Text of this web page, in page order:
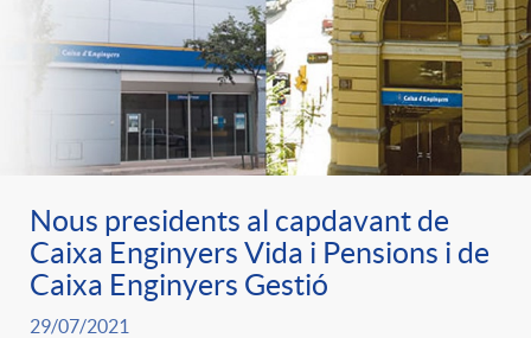
S
a
ó
e
r
n
i
c
a
Nous presidents al capdavant de
Caixa Enginyers Vida i Pensions i de
Caixa Enginyers Gestió
29/07/2021